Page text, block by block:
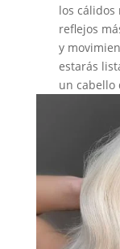
los cálidos
reflejos
y
estarás
un cabello